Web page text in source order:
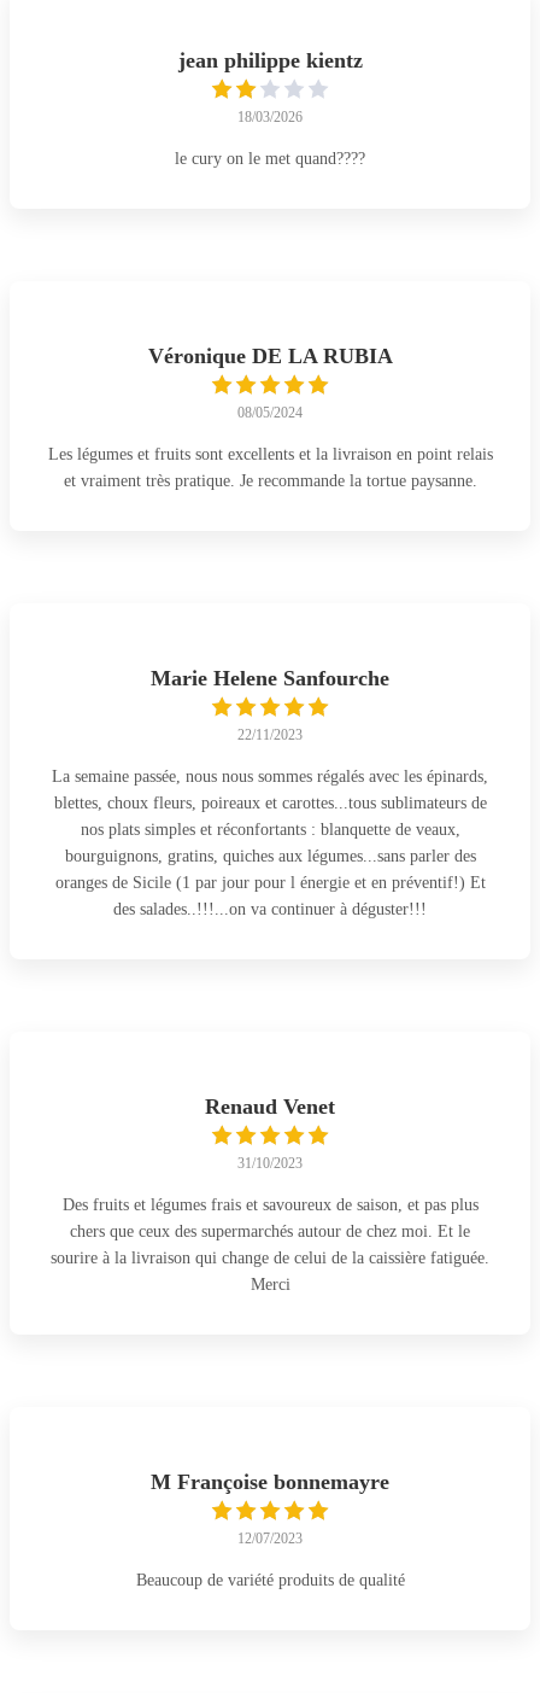
jean philippe kientz
18/03/2026
le cury on le met quand????
Véronique DE LA RUBIA
08/05/2024
Les légumes et fruits sont excellents et la livraison en point relais
et vraiment très pratique. Je recommande la tortue paysanne.
Marie Helene Sanfourche
22/11/2023
La semaine passée, nous nous sommes régalés avec les épinards,
blettes, choux fleurs, poireaux et carottes...tous sublimateurs de
nos plats simples et réconfortants : blanquette de veaux,
bourguignons, gratins, quiches aux légumes...sans parler des
oranges de Sicile (1 par jour pour l énergie et en préventif!) Et
des salades..!!!...on va continuer à déguster!!!
Renaud Venet
31/10/2023
Des fruits et légumes frais et savoureux de saison, et pas plus
chers que ceux des supermarchés autour de chez moi. Et le
sourire à la livraison qui change de celui de la caissière fatiguée.
Merci
M Françoise bonnemayre
12/07/2023
Beaucoup de variété produits de qualité